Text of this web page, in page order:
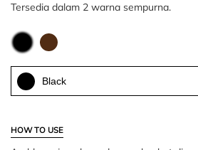
Tersedia dalam 2 warna sempurna.
Black
HOW TO USE